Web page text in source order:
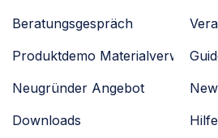
Beratungsgespräch
Produktdemo Materialverwaltung
Neugründer Angebot
Downloads